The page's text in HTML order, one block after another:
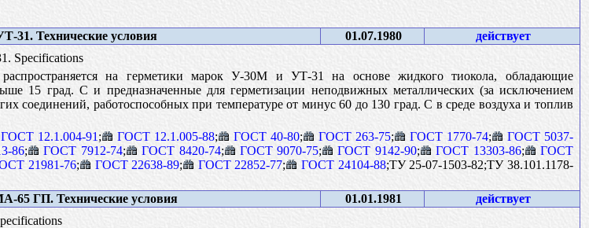
31. Технические условия 01.07.1980
действует
Specifications
на герметики марок У-30М и УТ-31 на основе жидкого тиокола, обладающие
15 град. С и предназначенные для герметизации неподвижных металлических (за исключением
соединений, работоспособных при температуре от минус 60 до 130 град. С в среде воздуха и топлив
ГОСТ 12.1.004-91 ; ГОСТ 12.1.005-88; ГОСТ 40-80; ГОСТ 263-75; ГОСТ 1770-74;
ГОСТ 5037-
86; ГОСТ 7912-74; ГОСТ 8420-74; ГОСТ 9070-75; ГОСТ 9142-90; ГОСТ 13303-86;
ГОСТ
21981-76; ГОСТ 22638-89; ГОСТ 22852-77; ГОСТ 24104-88;ТУ 25-07-1503-82;ТУ 38.101.1178-
65 ГП. Технические условия 01.01.1981
действует